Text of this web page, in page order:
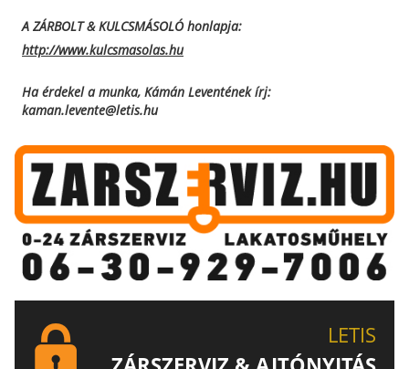
A ZÁRBOLT & KULCSMÁSOLÓ honlapja:
http://www.kulcsmasolas.hu
Ha érdekel a munka, Kámán Leventének írj:
kaman.levente@letis.hu
LETIS